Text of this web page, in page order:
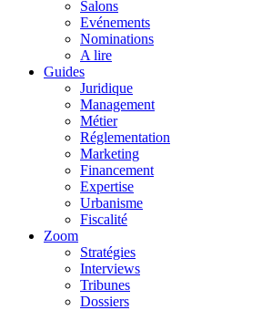
Salons
Evénements
Nominations
A lire
Guides
Juridique
Management
Métier
Réglementation
Marketing
Financement
Expertise
Urbanisme
Fiscalité
Zoom
Stratégies
Interviews
Tribunes
Dossiers